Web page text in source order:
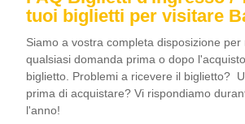
tuoi biglietti per visitare
Siamo a vostra completa disposizione
qualsiasi domanda prima o dopo
biglietto. Problemi a ricevere il biglietto?
prima di acquistare? Vi rispondiamo
l'anno!